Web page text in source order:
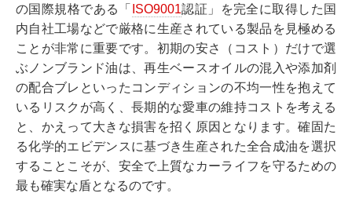
の国際規格である「
ISO9001認証」を完全に取得した国
内自社工場などで厳格に生産されている製品を見極める
ことが非常に重要です。初期の安さ（コスト）だけで選
ぶノンブランド油は、再生ベースオイルの混入や添加剤
の配合ブレといったコンディションの不均一性を抱えて
いるリスクが高く、長期的な愛車の維持コストを考える
と、かえって大きな損害を招く原因となります。確固た
る化学的エビデンスに基づき生産された全合成油を選択
することこそが、安全で上質なカーライフを守るための
最も確実な盾となるのです。